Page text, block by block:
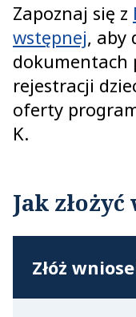
Zapoznaj się z
wstępnej, aby
dokumentach
rejestracji
oferty
K.
Jak
Złóż